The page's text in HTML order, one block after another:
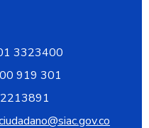
3323400
919 301